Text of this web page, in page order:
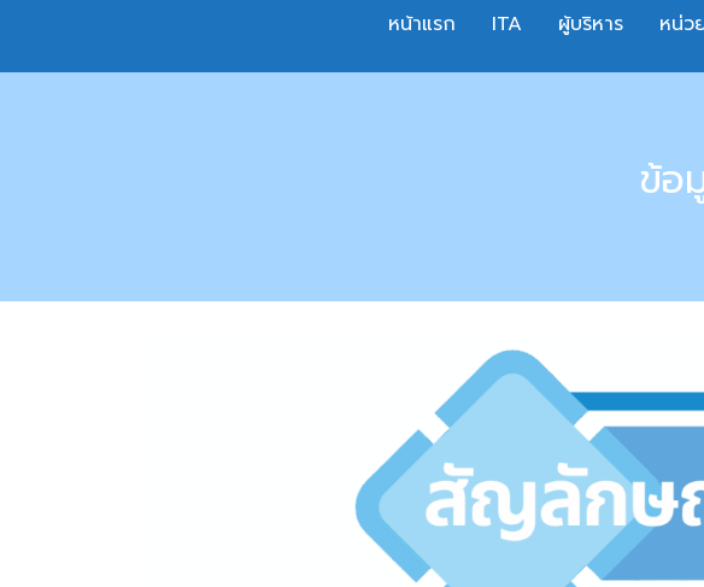
content
หน้าแรก ITA ผู้บริหาร หน่ว
ข้อ